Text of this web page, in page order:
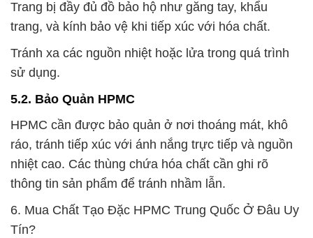
Trang bị đầy đủ đồ bảo hộ như găng tay, khẩu
trang, và kính bảo vệ khi tiếp xúc với hóa chất.
Tránh xa các nguồn nhiệt hoặc lửa trong quá trình
sử dụng.
5.2. Bảo Quản HPMC
HPMC cần được bảo quản ở nơi thoáng mát, khô
ráo, tránh tiếp xúc với ánh nắng trực tiếp và nguồn
nhiệt cao. Các thùng chứa hóa chất cần ghi rõ
thông tin sản phẩm để tránh nhầm lẫn.
6. Mua Chất Tạo Đặc HPMC Trung Quốc Ở Đâu Uy
Tín?